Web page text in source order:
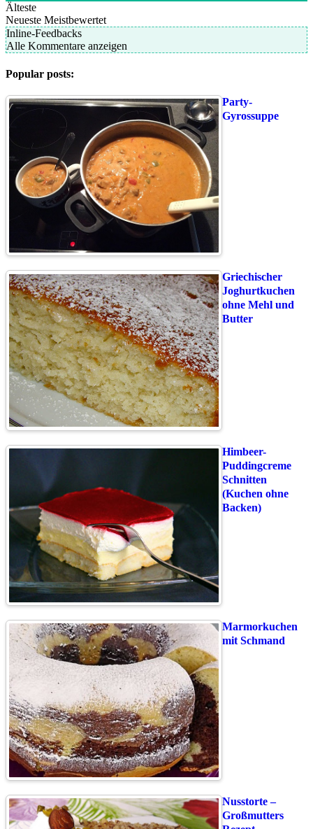
Älteste
Neueste Meistbewertet
Inline-Feedbacks
Alle Kommentare anzeigen
Popular posts:
Party-
Gyrossuppe
Griechischer
Joghurtkuchen
ohne Mehl und
Butter
Himbeer-
Puddingcreme
Schnitten
(Kuchen ohne
Backen)
Marmorkuchen
mit Schmand
Nusstorte –
Großmutters